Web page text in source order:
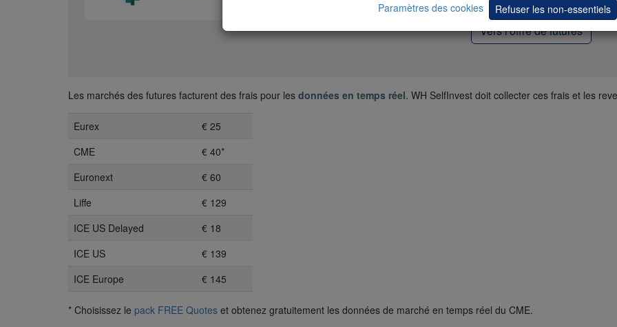
Vers l'offre de futures
Les marchés des futures facturent des frais pour les données en temps réel. WH SelfInvest doit collecter ces frais et les
Eurex
€ 25
CME
€ 40*
Euronext
€ 60
Liffe
€ 129
ICE US Delayed
€ 18
ICE US
€ 139
ICE Europe
€ 145
* Choisissez le pack FREE Quotes et obtenez gratuitement les données de marché en temps réel du CME.
Paramètres des cookies
Refuser les non-essentiels